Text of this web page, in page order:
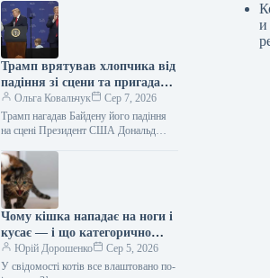
Трамп врятував хлопчика від
падіння зі сцени та пригадав
Байдена (відео)
Ольга Ковальчук
Сер 7, 2026
Трамп нагадав Байдену його падіння
на сцені Президент США Дональд
сцени та обмовився про…
Чому кішка нападає на ноги і
кусає — і що категорично
заборонено робити у відповідь
Юрій Дорошенко
Сер 5, 2026
У свідомості котів все влаштовано по-
и